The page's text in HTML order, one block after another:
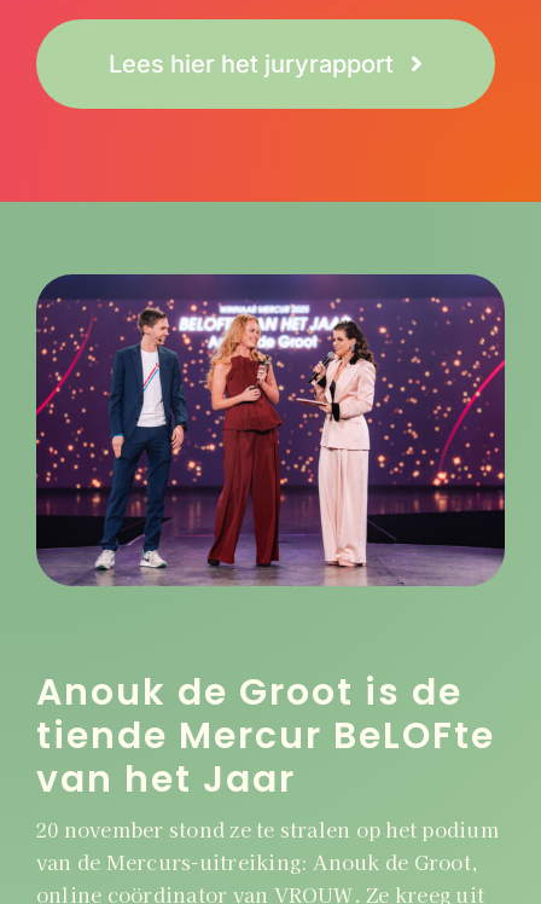
Lees hier het juryrapport
Anouk de Groot is de
tiende Mercur BeLOFte
van het Jaar
20 november stond ze te stralen op het podium
van de Mercurs-uitreiking: Anouk de Groot,
online coördinator van VROUW.Ze kreeg uit